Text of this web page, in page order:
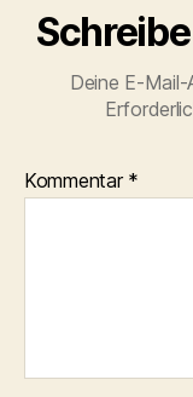
Deine E-
Kommentar *